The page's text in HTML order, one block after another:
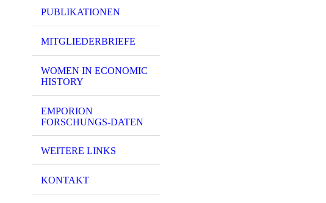
PUBLIKATIONEN
MITGLIEDERBRIEFE
WOMEN IN ECONOMIC
HISTORY
EMPORION
FORSCHUNGS-DATEN
WEITERE LINKS
KONTAKT